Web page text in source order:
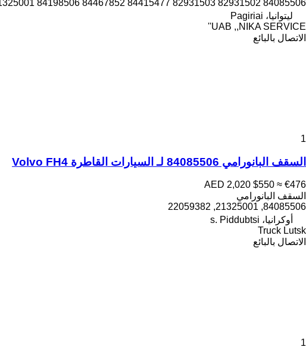
84085506 82931502 82931503 84415477 84467852 84198506 21325001 21325004 21324997 22059382 84085507...
ليتوانيا، Pagiriai
UAB ,,NIKA SERVICE''
الاتصال بالبائع
1
السقف البانورامي 84085506 لـ السيارات القاطرة Volvo FH4
AED 2,020 $550 ≈ €476
السقف البانورامي
84085506, 21325001, 22059382
أوكرانيا، s. Piddubtsi
Truck Lutsk
الاتصال بالبائع
1